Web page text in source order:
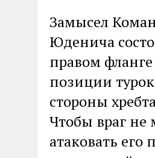
Замысел
Юденича
правом
позиции
стороны
Чтобы враг не
атаковать